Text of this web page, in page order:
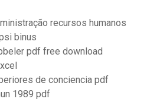
recursos humanos
binus
pdf free download
de conciencia pdf
1989 pdf